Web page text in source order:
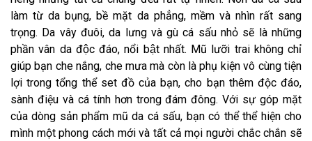
làm từ da bụng, bề mặt da phẳng, mềm và nhìn rất sang
trọng. Da vây đuôi, da lưng và gù cá sấu nhỏ sẽ là những
phần vân da độc đáo, nổi bật nhất. Mũ lưỡi trai không chỉ
giúp bạn che nắng, che mưa mà còn là phụ kiện vô cùng tiện
lợi trong tổng thể set đồ của bạn, cho bạn thêm độc đáo,
sành điệu và cá tính hơn trong đám đông. Với sự góp mặt
của dòng sản phẩm mũ da cá sấu, bạn có thể thể hiện cho
mình một phong cách mới và tất cả mọi người chắc chắn sẽ